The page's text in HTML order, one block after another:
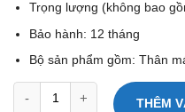
Trọng lượng (không bao
Bảo hành: 12 tháng
Bộ sản phẩm gồm: Thân
Máy bắt ốc pin Bosch GDS
THÊM